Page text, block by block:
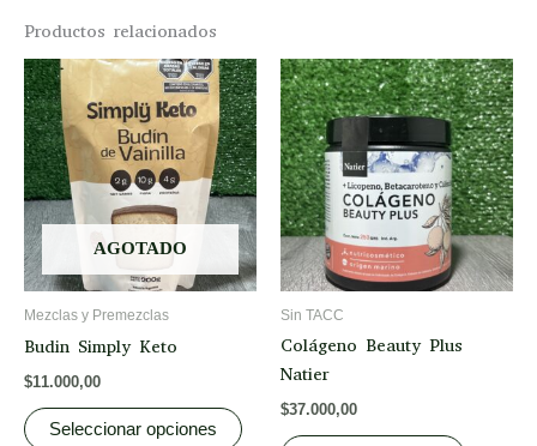
Productos relacionados
AGOTADO
Mezclas y Premezclas
Budin Simply Keto
$11.000,00
Seleccionar opciones
This
product
has
multiple
variants.
The
options
may
product
Sin TACC
Colágeno Beauty Plus
Natier
$37.000,00